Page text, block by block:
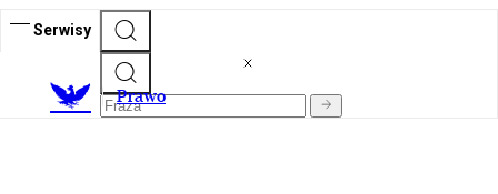
Serwisy
Prawo